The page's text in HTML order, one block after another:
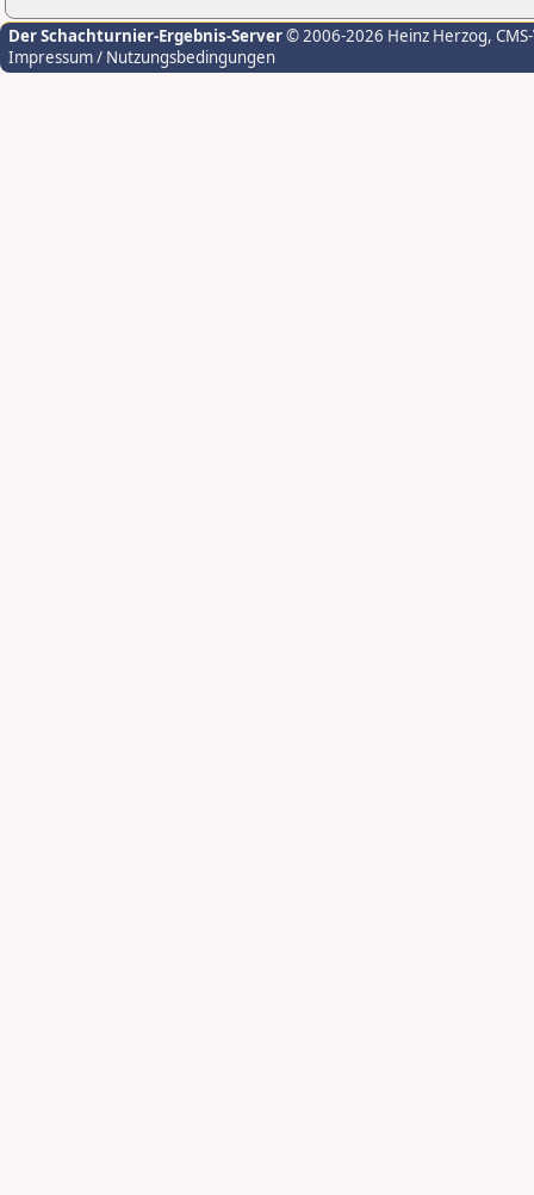
Der Schachturnier-Ergebnis-Server© 2006-2026 Heinz Herzog,
Impressum / Nutzungsbedingungen